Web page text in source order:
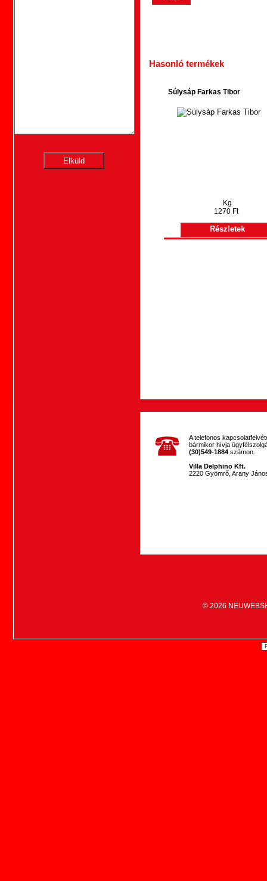
Hasonló termékek
Súlysáp Farkas Tibor
Kg
1270 Ft
Részletek
A telefonos
bármikor hívja
(30)549-1884 számon.
Villa Delphino Kft.
2220 Gyömrő, Arany
© 2026